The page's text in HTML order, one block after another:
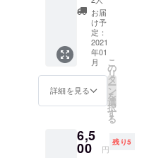
からの
お届け
となり
ます。
※ご支援
をして
いただ
く際
に、ど
のリ
も『上
乗せ支
援』を
ルダウ
ンから
選択く
ださ
い。店
舗での
受け取
りは、
オープ
ン後
年2月を
予定）
から6ヶ
は、郵
送もし
くは店
舗での
受け取
りの選
択が可
ので以
下のプ
ンから
選択く
ださ
受け取
りは、
オープ
ン後
（2021
年2月を
予定）
月間を
受取期
ただき
ます。
渡しと
なりま
す。 ※
郵送の
場合、
色はお
なれま
せんの
くださ
い。 *受
力的で
す。
https://
masan
orijo.tu
mblr.co
m ◆商
品内容
(1cm
角） ※
食器や
花器な
ど日用
の器を
制作さ
れてい
て、凛
とした
品はと
ても魅
摩川内
市平佐
町にあ
る 美容
「cyok
a hair
salon」
様から
ご協力
がけを
いただ
お届
け予
定：
2021
年01
月
詳細を見る
こ
の
リ
タ
ー
ン
を
選
択
す
る
6,5
00 円
残り5